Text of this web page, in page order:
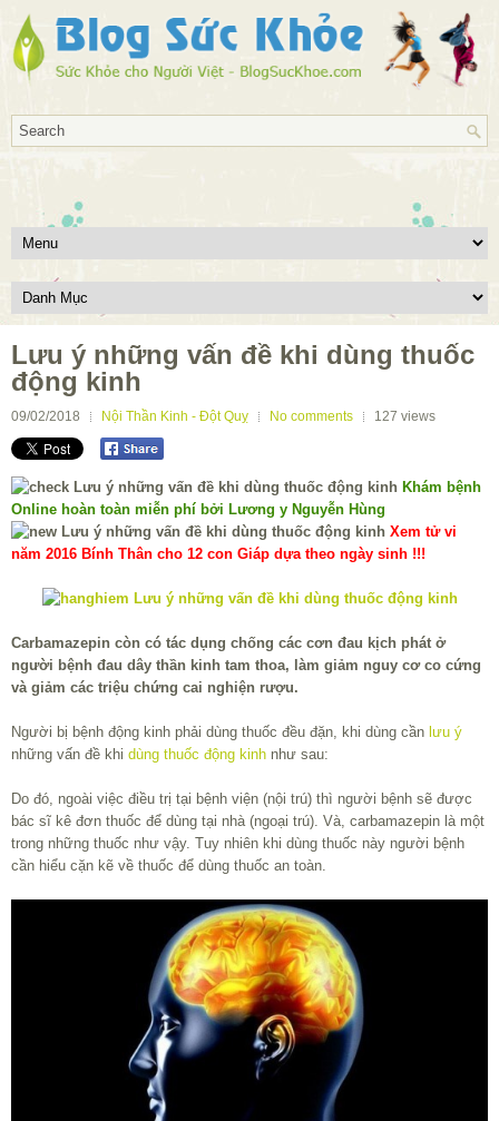
Lưu ý những vấn đề khi dùng thuốc
động kinh
09/02/2018 Nội Thần Kinh - Đột Quỵ No comments 127 views
Khám bệnh
Online hoàn toàn miễn phí bởi Lương y Nguyễn Hùng
Xem tử vi
năm 2016 Bính Thân cho 12 con Giáp dựa theo ngày sinh !!!
Carbamazepin còn có tác dụng chống các cơn đau kịch phát ở
người bệnh đau dây thần kinh tam thoa, làm giảm nguy cơ co cứng
và giảm các triệu chứng cai nghiện rượu.
Người bị bệnh động kinh phải dùng thuốc đều đặn, khi dùng cần lưu ý
những vấn đề khi dùng thuốc động kinh như sau:
Do đó, ngoài việc điều trị tại bệnh viện (nội trú) thì người bệnh sẽ được
bác sĩ kê đơn thuốc để dùng tại nhà (ngoại trú). Và, carbamazepin là một
trong những thuốc như vậy. Tuy nhiên khi dùng thuốc này người bệnh
cần hiểu cặn kẽ về thuốc để dùng thuốc an toàn.